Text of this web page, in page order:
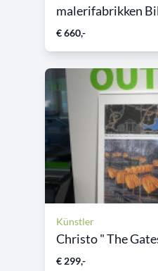
malerifabrikken
€ 660,-
Künstler
Christo " The
€ 299,-